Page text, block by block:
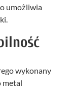
umożliwia
wykonany
metal